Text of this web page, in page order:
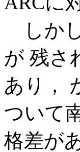
しか
が 残さ
あり，
ついて
格差が